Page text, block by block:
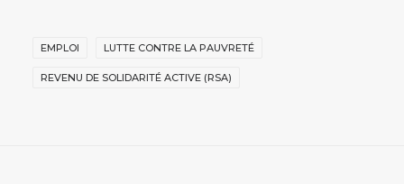
EMPLOI LUTTE CONTRE LA PAUVRETÉ
REVENU DE SOLIDARITÉ ACTIVE (RSA)